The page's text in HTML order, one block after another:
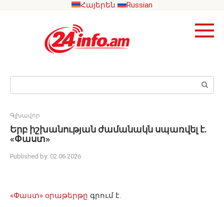
Հայերեն Russian
Search:
Գլխավոր
Երբ իշխանության ժամանակն սպառվել է.
«Փաստ»
Published by: 02.06.2026
«Փաստ» օրաթերթը գրում է.